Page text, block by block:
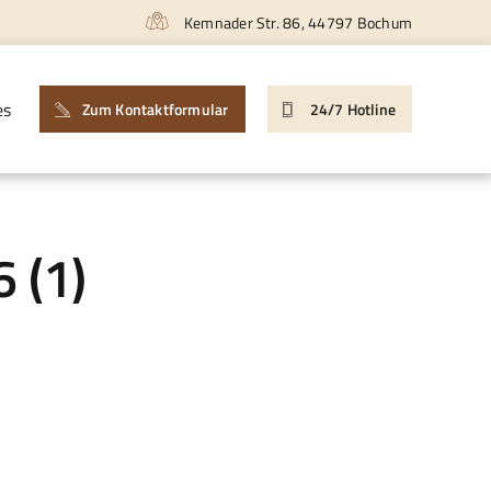
Kemnader Str. 86, 44797 Bochum
Zum Kontaktformular 24/7 Hotline
(1)